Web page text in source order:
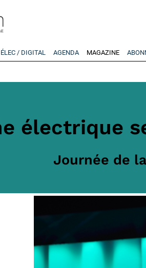
ÉLEC / DIGITAL AGENDA MAGAZINE
électrique
Journée de